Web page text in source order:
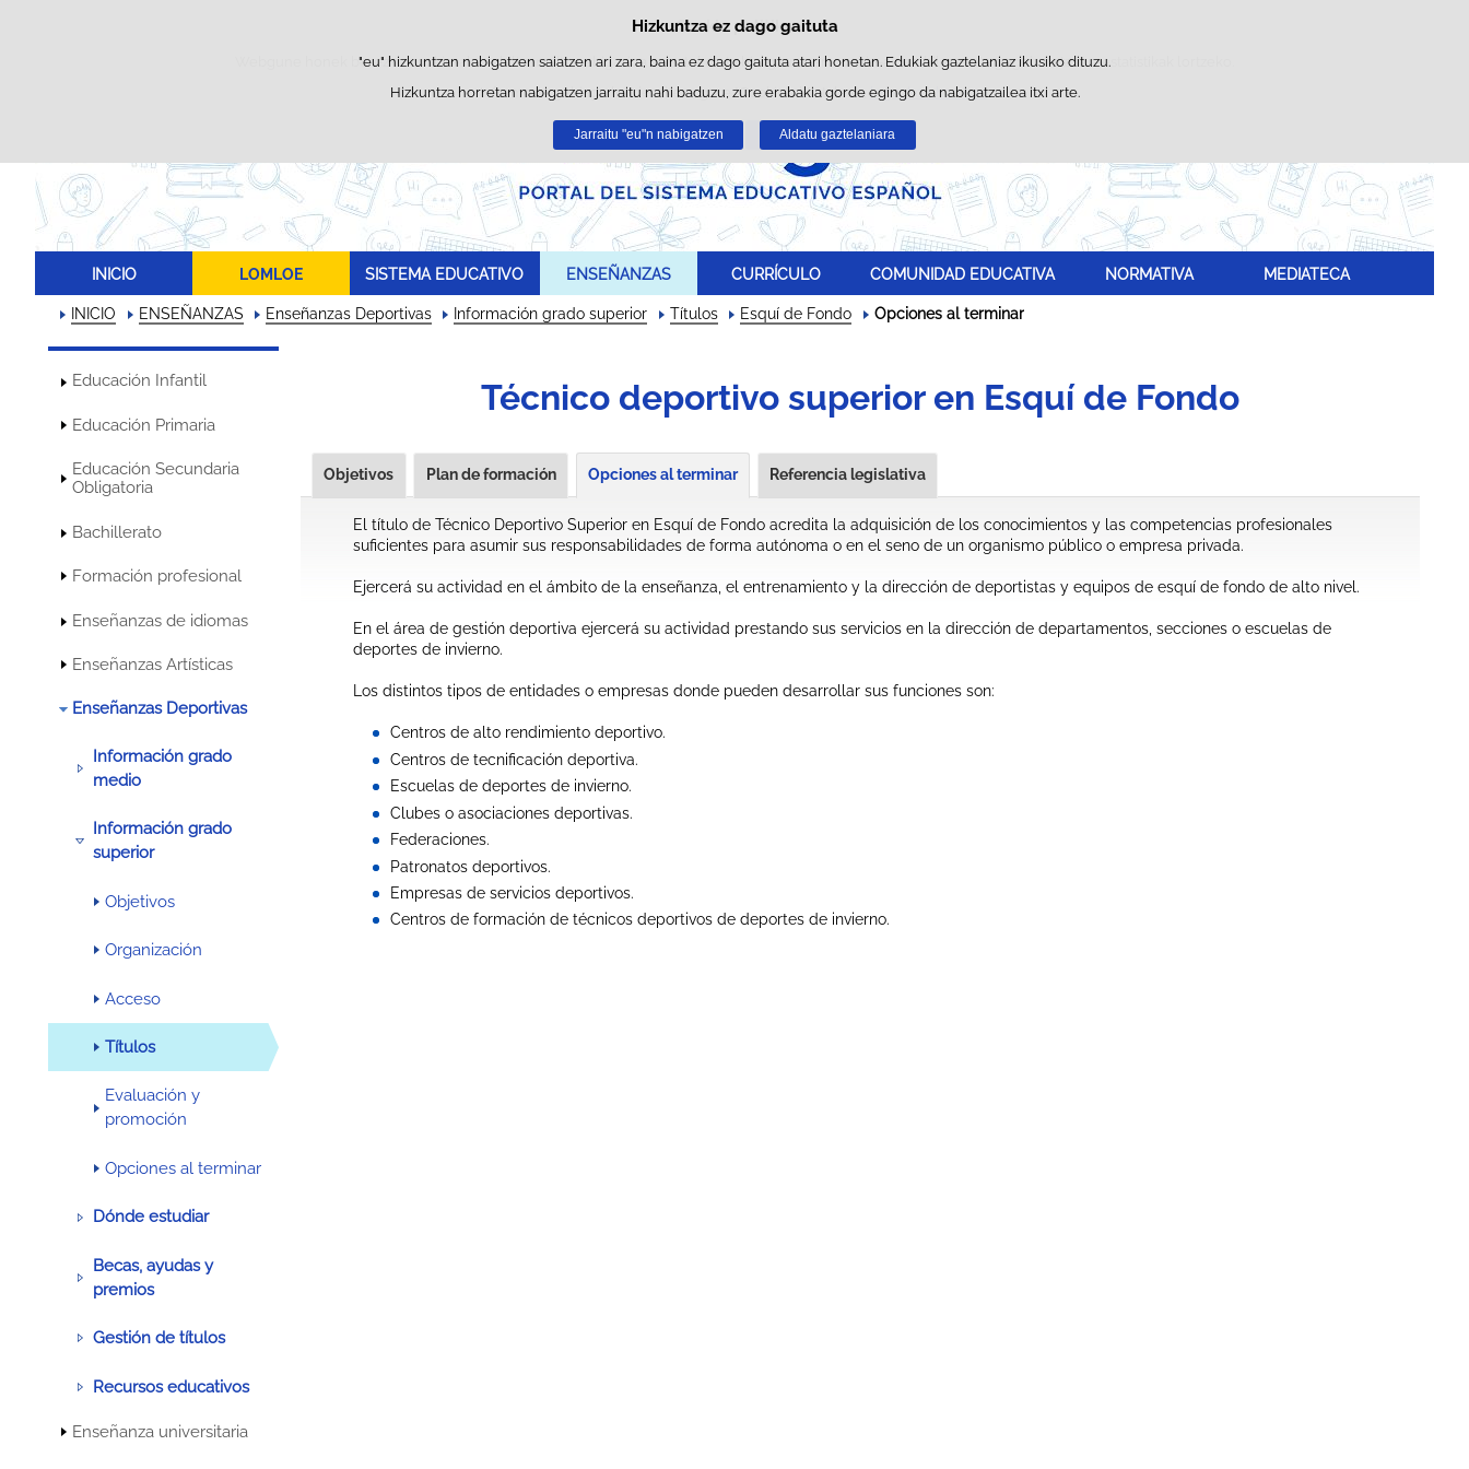
Cookie politika
Webgune honek berezko cookie-ak erabiltzen ditu nabigazioa errazteko eta hirugarrenen cookie-ak erabilera- eta gogobetetasun-estatistikak lortzeko.
Informazio gehiago lor dezakezu gure "Cookie-ak" atalean,legezko oharrean.
Onartu Ukatu
Hizkuntza ez dago gaituta
"eu" hizkuntzan nabigatzen saiatzen ari zara, baina ez dago gaituta atari honetan. Edukiak gaztelaniaz ikusiko dituzu.
Hizkuntza horretan nabigatzen jarraitu nahi baduzu, zure erabakia gorde egingo da nabigatzailea itxi arte.
Jarraitu "eu"n nabigatzen Aldatu gaztelaniara
Edukira salto egin
INICIO LOMLOE SISTEMA EDUCATIVO ENSEÑANZAS CURRÍCULO COMUNIDAD EDUCATIVA NORMATIVA MEDIATECA
INICIO ENSEÑANZAS Enseñanzas Deportivas Información grado superior Títulos Esquí de Fondo Opciones al terminar
Educación Infantil
Educación Primaria
Educación Secundaria
Obligatoria
Bachillerato
Formación profesional
Enseñanzas de idiomas
Enseñanzas Artísticas
Enseñanzas Deportivas
Información grado
medio
Información grado
superior
Objetivos
Organización
Acceso
Títulos
Evaluación y
promoción
Opciones al terminar
Dónde estudiar
Becas, ayudas y
premios
Gestión de títulos
Recursos educativos
Enseñanza universitaria
Técnico deportivo superior en Esquí de Fondo
Objetivos Plan de formación Opciones al terminar Referencia legislativa
El título de Técnico Deportivo Superior en Esquí de Fondo acredita la adquisición de los conocimientos y las competencias profesionales
suficientes para asumir sus responsabilidades de forma autónoma o en el seno de un organismo público o empresa privada.
Ejercerá su actividad en el ámbito de la enseñanza, el entrenamiento y la dirección de deportistas y equipos de esquí de fondo de alto nivel.
En el área de gestión deportiva ejercerá su actividad prestando sus servicios en la dirección de departamentos, secciones o escuelas de
deportes de invierno.
Los distintos tipos de entidades o empresas donde pueden desarrollar sus funciones son:
Centros de alto rendimiento deportivo.
Centros de tecnificación deportiva.
Escuelas de deportes de invierno.
Clubes o asociaciones deportivas.
Federaciones.
Patronatos deportivos.
Empresas de servicios deportivos.
Centros de formación de técnicos deportivos de deportes de invierno.